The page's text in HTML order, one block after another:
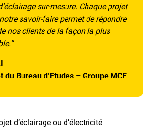
sur-mesure. Chaque projet
savoir-faire permet de répondre
nos clients de la façon la plus
du Bureau d’Etudes – Groupe MCE
d’éclairage ou d’électricité